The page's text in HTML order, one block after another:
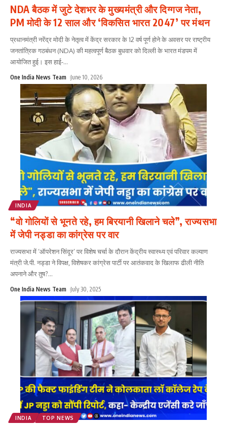
NDA बैठक में जुटे देशभर के मुख्यमंत्री और दिग्गज नेता,
PM मोदी के 12 साल और ‘विकसित भारत 2047’ पर मंथन
प्रधानमंत्री नरेंद्र मोदी के नेतृत्व में केंद्र सरकार के 12 वर्ष पूर्ण होने के अवसर पर राष्ट्रीय
जनतांत्रिक गठबंधन (NDA) की महत्वपूर्ण बैठक बुधवार को दिल्ली के भारत मंडपम में
आयोजित हुई। इस हाई-...
One India News Team June 10, 2026
INDIA
“वो गोलियों से भूनते रहे, हम बिरयानी खिलाने चले”, राज्यसभा
में जेपी नड्डा का कांग्रेस पर वार
राज्यसभा में ‘ऑपरेशन सिंदूर’ पर विशेष चर्चा के दौरान केंद्रीय स्वास्थ्य एवं परिवार कल्याण
मंत्री जे.पी. नड्डा ने विपक्ष, विशेषकर कांग्रेस पार्टी पर आतंकवाद के खिलाफ ढीली नीति
अपनाने और तुष?...
One India News Team July 30, 2025
INDIA TOP NEWS